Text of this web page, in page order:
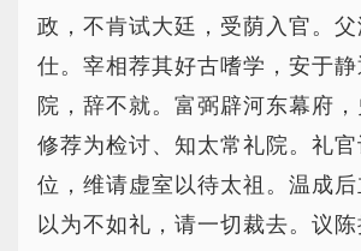
政，不肯试大廷，受荫入官。
仕。宰相荐其好古嗜学，安于
院，辞不就。富弼辟河东幕府
修荐为检讨、知太常礼院。礼官
位，维请虚室以待太祖。温成
以为不如礼，请一切裁去。议